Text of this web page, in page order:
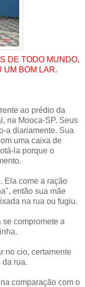
DE TODO MUNDO,
UM BOM LAR.
ao prédio da
na Mooca-SP. Seus
a diariamente. Sua
uma caixa de
la porque o
Ela come a ração
então sua mãe
na rua ou fugiu.
compromete a
no cio, certamente
da rua.
comparação com o